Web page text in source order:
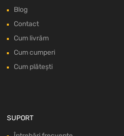
Blog
Contact
Cum livrăm
Cum cumperi
Cum plătești
SUPORT